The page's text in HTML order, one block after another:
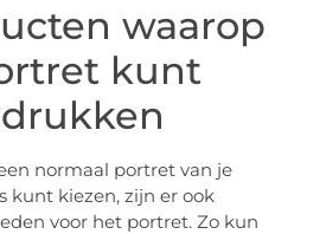
waarop
kunt
normaal portret van je
kunt kiezen, zijn er ook
voor het portret. Zo kun